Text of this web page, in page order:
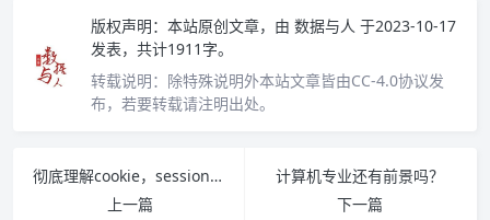
版权声明： 本站原创文章，由 数据与人 于2023-10-17
发表，共计1911字。
转载说明： 除特殊说明外本站文章皆由CC-4.0协议发
布，若要转载请注明出处。
彻底理解cookie，session，token
上一篇
计算机专业还有前景吗？
下一篇